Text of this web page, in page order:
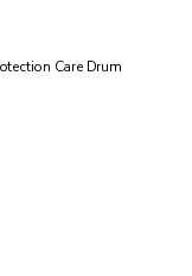
Care Drum